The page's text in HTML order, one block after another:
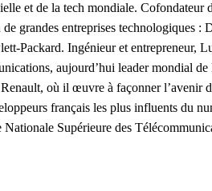
et de la tech mondiale.
grandes entreprises technologiques
Ingénieur et entrepreneur,
aujourd’hui leader mondial
où il œuvre à façonner
français les plus influents du
Supérieure des